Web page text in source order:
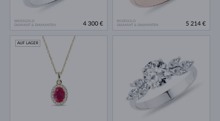
WEISSGOLD
DIAMANT & DIAMANTEN
4 300 €
ROSÉGOLD
DIAMANT & DIAMANTEN
5 214 €
AUF LAGER